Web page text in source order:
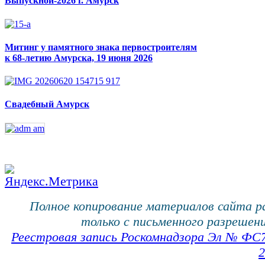
Митинг у памятного знака первостроителям
к 68-летию Амурска, 19 июня 2026
Свадебный Амурск
Полное копирование материалов сайта
только с письменного
Реестровая запись Роскомнадзора Эл №